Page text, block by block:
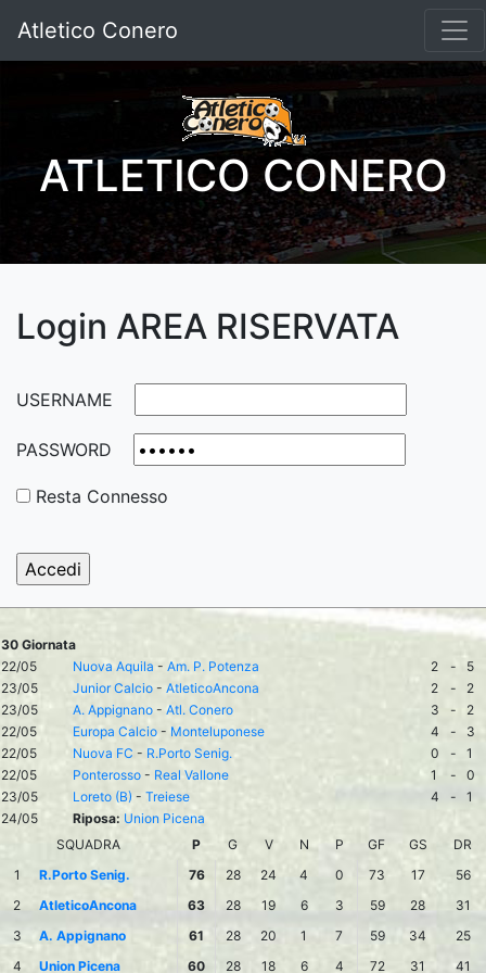
Atletico Conero
ATLETICO CONERO
Login AREA RISERVATA
USERNAME
PASSWORD
Resta Connesso
30 Giornata
22/05
Nuova Aquila - Am. P. Potenza 2 -
5
23/05
Junior Calcio - AtleticoAncona 2 -
2
23/05
A. Appignano - Atl. Conero 3 -
2
22/05
Europa Calcio - Monteluponese 4 -
3
22/05
Nuova FC - R.Porto Senig. 0 -
1
22/05
Ponterosso - Real Vallone 1 -
0
23/05
Loreto (B) - Treiese 4 -
1
24/05
Riposa: Union Picena
SQUADRA
P G V N P GF GS
DR
1
R.Porto Senig. 76 28 24 4 0 73 17
56
2
AtleticoAncona 63 28 19 6 3 59 28
31
3
A. Appignano 61 28 20 1 7 59 34
25
4
Union Picena 60 28 18 6 4 72 31 41